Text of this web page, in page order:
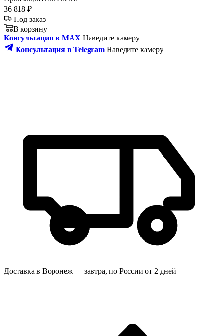
36 818 ₽
Под заказ
В корзину
Консультация в MAX Наведите камеру
Консультация в Telegram Наведите камеру
Доставка в Воронеж — завтра, по России от 2 дней